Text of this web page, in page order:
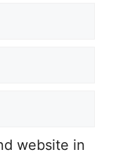
website in